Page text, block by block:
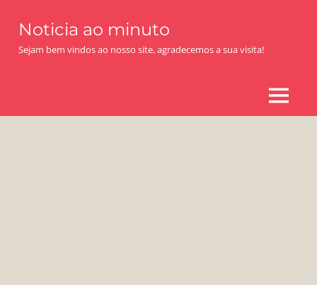
content
Noticia ao minuto
Sejam bem vindos ao nosso site, agradecemos a sua visita!
MENU